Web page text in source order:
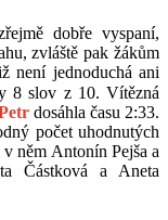
dobře vyspaní,
zvláště pak žákům
není jednoduchá ani
8 slov z 10. Vítězná
dosáhla času 2:33.
počet uhodnutých
něm Antonín Pejša a
Částková a Aneta